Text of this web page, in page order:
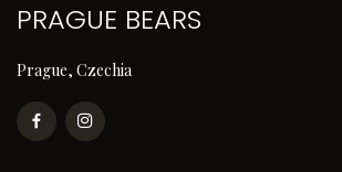
PRAGUE BEARS
Prague, Czechia